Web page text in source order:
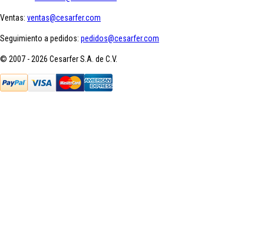
Ventas: ventas@cesarfer.com
Seguimiento a pedidos: pedidos@cesarfer.com
© 2007 - 2026 Cesarfer S.A. de C.V.